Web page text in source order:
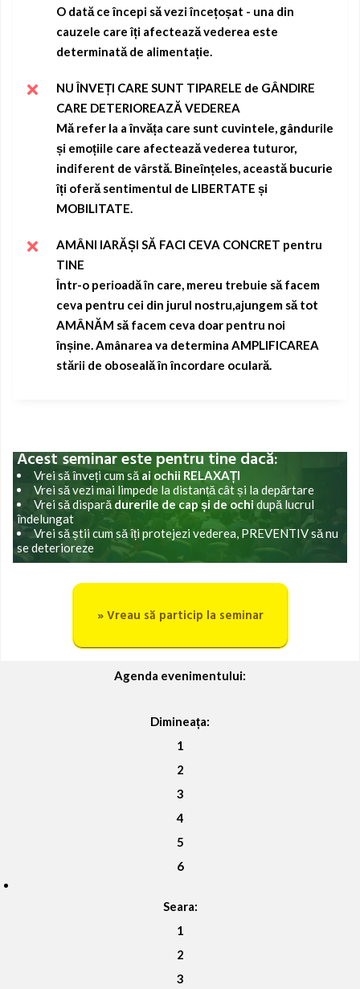
O dată ce începi să vezi încețoșat - una din
cauzele care îți afectează vederea este
determinată de alimentație.
NU ÎNVEȚI CARE SUNT TIPARELE de GÂNDIRE
CARE DETERIOREAZĂ VEDEREA
Mă refer la a învăța care sunt cuvintele, gândurile
și emoțiile care afectează vederea tuturor,
indiferent de vârstă. Bineînțeles, această bucurie
îți oferă sentimentul de LIBERTATE și
MOBILITATE.
AMÂNI IARĂȘI SĂ FACI CEVA CONCRET pentru
TINE
Într-o perioadă în care, mereu trebuie să facem
ceva pentru cei din jurul nostru,ajungem să tot
AMÂNĂM să facem ceva doar pentru noi
înșine.Amânarea va determina AMPLIFICAREA
stării de oboseală în încordare oculară.
Acest seminar este pentru tine dacă:
Vrei să înveți cum să ai ochii RELAXAȚI
Vrei să vezi mai limpede la distanță cât și la depărtare
Vrei să dispară durerile de cap și de ochidupă lucrul
îndelungat
Vrei să știi cum să îți protejezi vederea, PREVENTIV să nu
se deterioreze
» Vreau să particip la seminar
Agenda evenimentului:
Dimineața:
1
2
3
4
5
6
Seara:
1
2
3